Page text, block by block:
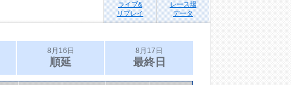
ライブ&
リプレイ
レース場
データ
8月16日
順延
8月17日
最終日